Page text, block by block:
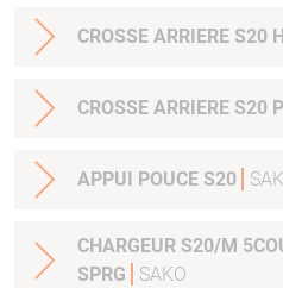
CROSSE ARRIERE S20
CROSSE ARRIERE S20
APPUI POUCE S20
CHARGEUR S20/M
SPRG
SAKO